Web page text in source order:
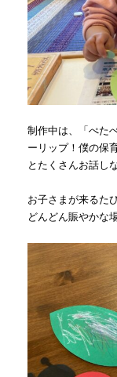
制作中は、「ぺた
ーリップ！僕の保
とたくさんお話し
お子さまが来るた
どんどん賑やかな